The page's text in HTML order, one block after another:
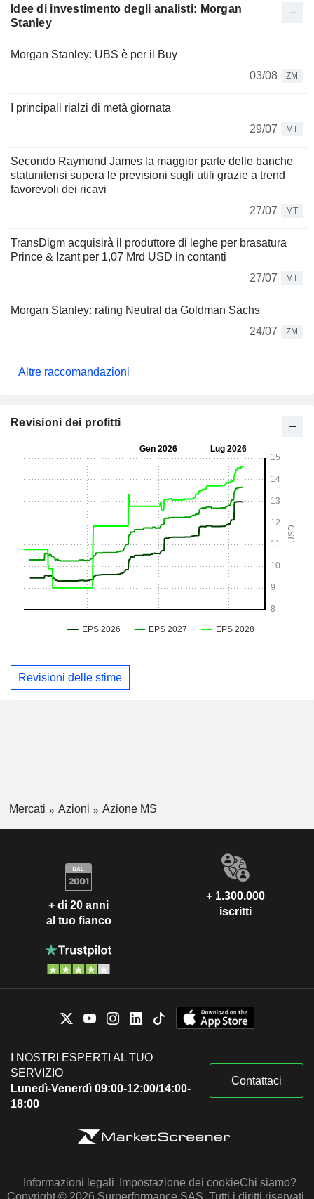
Idee di investimento degli analisti: Morgan
Stanley
Morgan Stanley: UBS è per il Buy
03/08
ZM
I principali rialzi di metà giornata
29/07
MT
Secondo Raymond James la maggior parte delle banche
statunitensi supera le previsioni sugli utili grazie a trend
favorevoli dei ricavi
27/07
MT
TransDigm acquisirà il produttore di leghe per brasatura
Prince & Izant per 1,07 Mrd USD in contanti
27/07
MT
Morgan Stanley: rating Neutral da Goldman Sachs
24/07
ZM
Altre raccomandazioni
Revisioni dei profitti
Revisioni delle stime
Mercati Azioni Azione MS
+ di 20 anni
al tuo fianco
+ 1.300.000
iscritti
I NOSTRI ESPERTI AL TUO
SERVIZIO
Lunedì-Venerdì 09:00-12:00/14:00-
18:00
Contattaci
Informazioni legali Impostazione dei cookieChi siamo?
Copyright © 2026 Surperformance SAS. Tutti i diritti riservati.